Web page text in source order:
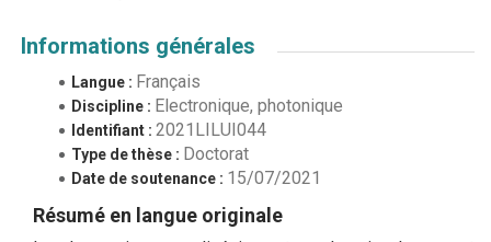
Informations générales
Langue : Français
Discipline : Electronique, photonique
Identifiant : 2021LILUI044
Type de thèse : Doctorat
Date de soutenance : 15/07/2021
Résumé en langue originale